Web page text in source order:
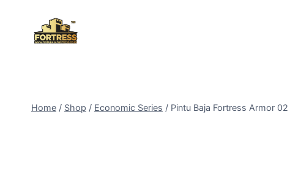
content
Home / Shop / Economic Series / Pintu Baja Fortress Armor 02